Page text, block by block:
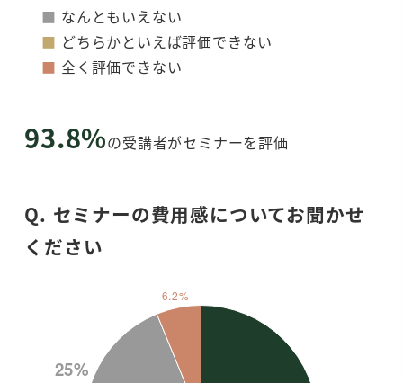
■ なんともいえない
■ どちらかといえば評価できない
■ 全く評価できない
93.8%の受講者がセミナーを評価
Q. セミナーの費用感についてお聞かせ
ください